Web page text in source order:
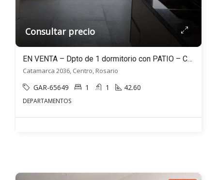
Consultar precio
EN VENTA – Dpto de 1 dormitorio con PATIO – Catamarca al 2000- Centro, Rosario
Catamarca 2036, Centro, Rosario
GAR-65649 1 1 42.60
DEPARTAMENTOS